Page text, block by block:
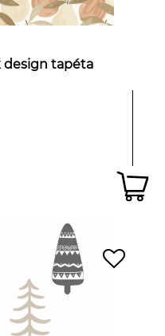
design tapéta